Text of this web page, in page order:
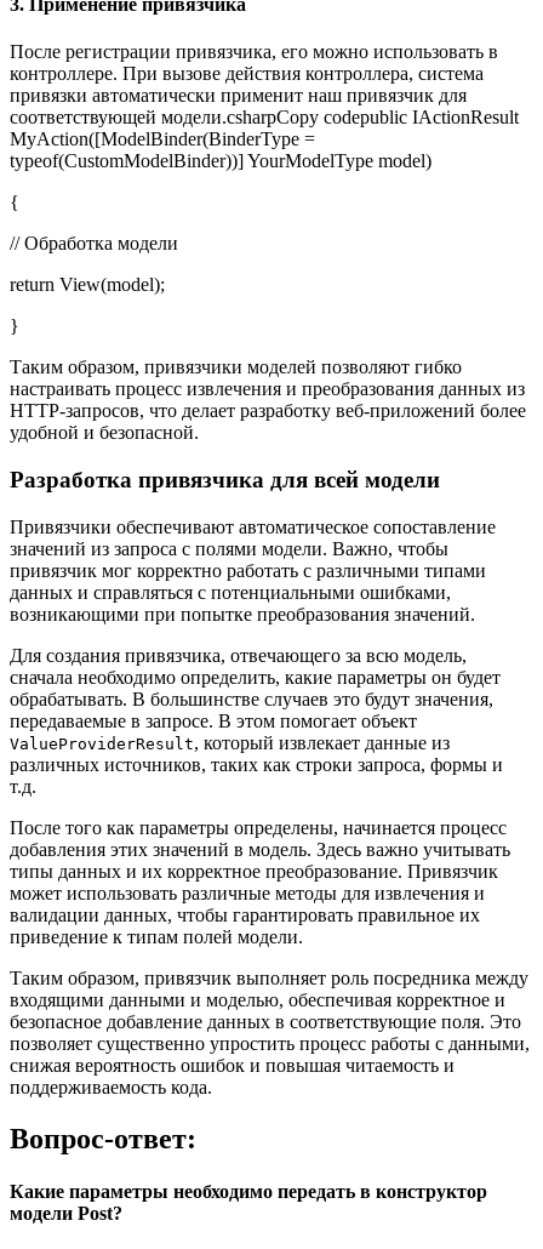
3. Применение привязчика
После регистрации привязчика, его можно использовать в
контроллере. При вызове действия контроллера, система
привязки автоматически применит наш привязчик для
соответствующей модели.csharpCopy codepublic IActionResult
MyAction([ModelBinder(BinderType =
typeof(CustomModelBinder))] YourModelType model)
{
// Обработка модели
return View(model);
}
Таким образом, привязчики моделей позволяют гибко
настраивать процесс извлечения и преобразования данных из
HTTP-запросов, что делает разработку веб-приложений более
удобной и безопасной.
Разработка привязчика для всей модели
Привязчики обеспечивают автоматическое сопоставление
значений из запроса с полями модели. Важно, чтобы
привязчик мог корректно работать с различными типами
данных и справляться с потенциальными ошибками,
возникающими при попытке преобразования значений.
Для создания привязчика, отвечающего за всю модель,
сначала необходимо определить, какие параметры он будет
обрабатывать. В большинстве случаев это будут значения,
передаваемые в запросе. В этом помогает объект
ValueProviderResult, который извлекает данные из
различных источников, таких как строки запроса, формы и
т.д.
После того как параметры определены, начинается процесс
добавления этих значений в модель. Здесь важно учитывать
типы данных и их корректное преобразование. Привязчик
может использовать различные методы для извлечения и
валидации данных, чтобы гарантировать правильное их
приведение к типам полей модели.
Таким образом, привязчик выполняет роль посредника между
входящими данными и моделью, обеспечивая корректное и
безопасное добавление данных в соответствующие поля. Это
позволяет существенно упростить процесс работы с данными,
снижая вероятность ошибок и повышая читаемость и
поддерживаемость кода.
Вопрос-ответ:
Какие параметры необходимо передать в конструктор
модели Post?